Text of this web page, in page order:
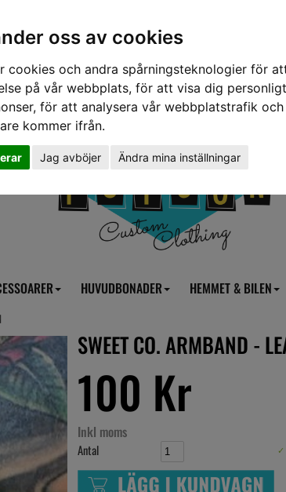
oss av cookies
cookies och andra spårningsteknologier för
på vår webbplats, för att visa dig
för att analysera vår webbplatstrafik
kommer ifrån.
Jag avböjer Ändra mina inställningar
HUVUDBONADER HEMMET & BILEN
SWEET CO. ARMBAND -
100 Kr
Inkl moms
Antal ✓